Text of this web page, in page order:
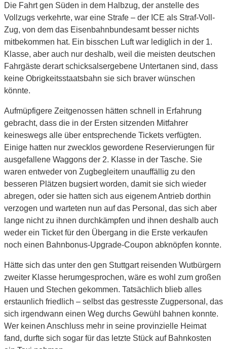
Die Fahrt gen Süden in dem Halbzug, der anstelle des
Vollzugs verkehrte, war eine Strafe – der ICE als Straf-Voll-
Zug, von dem das Eisenbahnbundesamt besser nichts
mitbekommen hat. Ein bisschen Luft war lediglich in der 1.
Klasse, aber auch nur deshalb, weil die meisten deutschen
Fahrgäste derart schicksalsergebene Untertanen sind, dass
keine Obrigkeitsstaatsbahn sie sich braver wünschen
könnte.
Aufmüpfigere Zeitgenossen hätten schnell in Erfahrung
gebracht, dass die in der Ersten sitzenden Mitfahrer
keineswegs alle über entsprechende Tickets verfügten.
Einige hatten nur zwecklos gewordene Reservierungen für
ausgefallene Waggons der 2. Klasse in der Tasche. Sie
waren entweder von Zugbegleitern unauffällig zu den
besseren Plätzen bugsiert worden, damit sie sich wieder
abregen, oder sie hatten sich aus eigenem Antrieb dorthin
verzogen und warteten nun auf das Personal, das sich aber
lange nicht zu ihnen durchkämpfen und ihnen deshalb auch
weder ein Ticket für den Übergang in die Erste verkaufen
noch einen Bahnbonus-Upgrade-Coupon abknöpfen konnte.
Hätte sich das unter den gen Stuttgart reisenden Wutbürgern
zweiter Klasse herumgesprochen, wäre es wohl zum großen
Hauen und Stechen gekommen. Tatsächlich blieb alles
erstaunlich friedlich – selbst das gestresste Zugpersonal, das
sich irgendwann einen Weg durchs Gewühl bahnen konnte.
Wer keinen Anschluss mehr in seine provinzielle Heimat
fand, durfte sich sogar für das letzte Stück auf Bahnkosten